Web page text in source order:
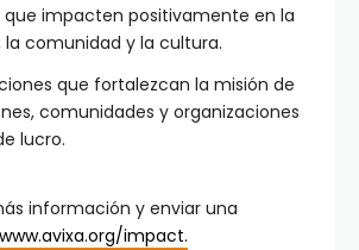
que impacten positivamente en la
la comunidad y la cultura.
que fortalezcan la misión de
comunidades y organizaciones
lucro.
información y enviar una
www.avixa.org/impact.